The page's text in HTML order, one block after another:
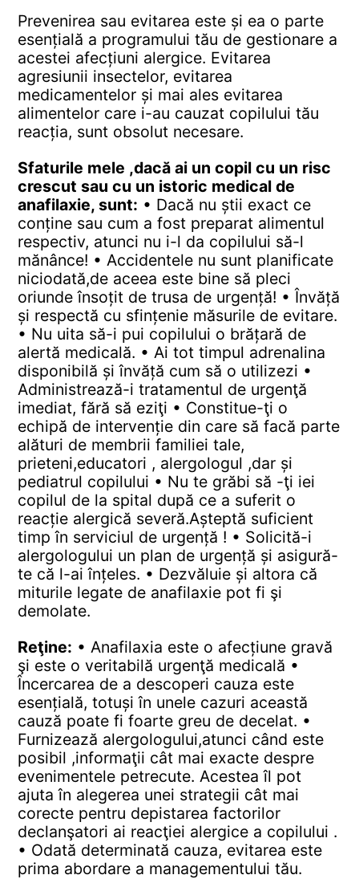
Prevenirea sau evitarea este și ea o parte
esențială a programului tău de gestionare a
acestei afecțiuni alergice. Evitarea
agresiunii insectelor, evitarea
medicamentelor și mai ales evitarea
alimentelor care i-au cauzat copilului tău
reacția, sunt obsolut necesare.
Sfaturile mele ,dacă ai un copil cu un risc
crescut sau cu un istoric medical de
anafilaxie, sunt: • Dacă nu știi exact ce
conține sau cum a fost preparat alimentul
respectiv, atunci nu i-l da copilului să-l
mănânce! • Accidentele nu sunt planificate
niciodată,de aceea este bine să pleci
oriunde însoțit de trusa de urgență! • Învăță
și respectă cu sfințenie măsurile de evitare.
• Nu uita să-i pui copilului o brățară de
alertă medicală. • Ai tot timpul adrenalina
disponibilă și învăță cum să o utilizezi •
Administrează-i tratamentul de urgenţă
imediat, fără să eziţi • Constitue-ţi o
echipă de intervenție din care să facă parte
alături de membrii familiei tale,
prieteni,educatori , alergologul ,dar și
pediatrul copilului • Nu te grăbi să -ţi iei
copilul de la spital după ce a suferit o
reacție alergică severă.Așteptă suficient
timp în serviciul de urgență ! • Solicită-i
alergologului un plan de urgență și asigură-
te că l-ai înțeles. • Dezvăluie și altora că
miturile legate de anafilaxie pot fi şi
demolate.
Reţine: • Anafilaxia este o afecțiune gravă
şi este o veritabilă urgenţă medicală •
Încercarea de a descoperi cauza este
esențială, totuși în unele cazuri această
cauză poate fi foarte greu de decelat. •
Furnizează alergologului,atunci când este
posibil ,informaţii cât mai exacte despre
evenimentele petrecute. Acestea îl pot
ajuta în alegerea unei strategii cât mai
corecte pentru depistarea factorilor
declanşatori ai reacţiei alergice a copilului .
• Odată determinată cauza, evitarea este
prima abordare a managementului tău.